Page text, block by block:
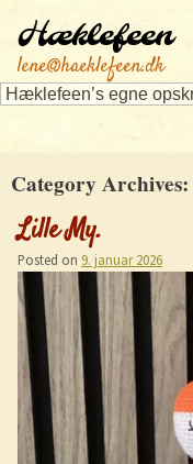
Hæklefeen
lene@haeklefeen.dk
Category Archives:
Lille My.
Posted on 9. januar 2026